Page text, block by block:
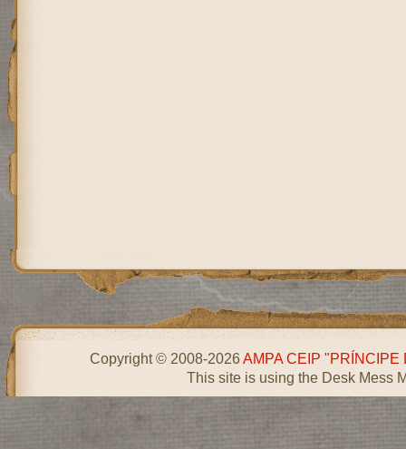
Copyright © 2008-2026AMPA CEIP "PRÍNCIPE
This site is using the Desk Mess